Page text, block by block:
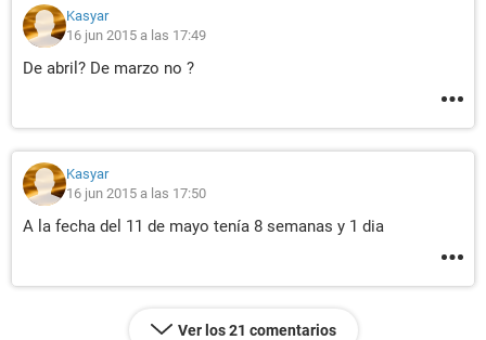
Kasyar
16 jun 2015 a las 17:49
De abril? De marzo no ?
Kasyar
16 jun 2015 a las 17:50
A la fecha del 11 de mayo tenía 8 semanas y 1 dia
Ver los 21 comentarios